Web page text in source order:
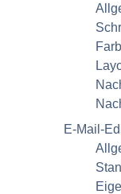
E-Mail-